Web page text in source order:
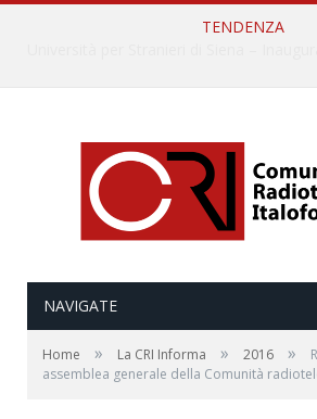
TENDENZA
NAVIGATE
Home » La CRI Informa » 2016 »
assemblea generale della Comunità